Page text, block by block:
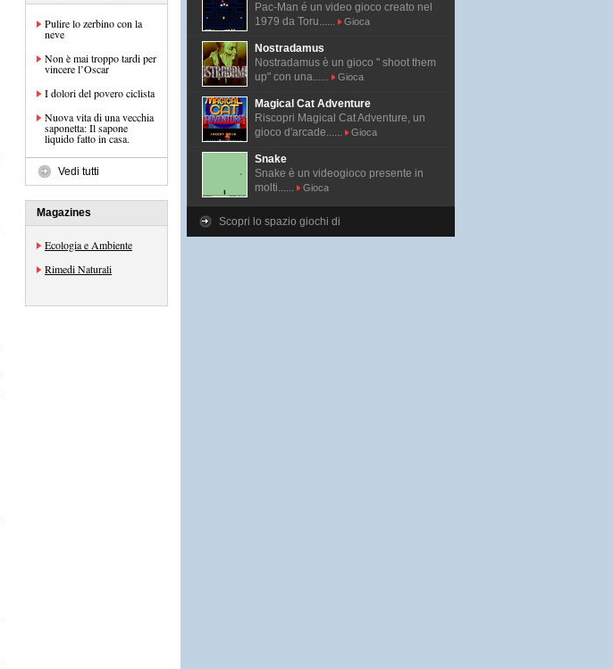
Pulire lo zerbino con la
neve
Non è mai troppo tardi per
vincere l’Oscar
I dolori del povero ciclista
Nuova vita di una vecchia
saponetta: Il sapone
liquido fatto in casa.
Vedi tutti
Magazines
Ecologia e Ambiente
Rimedi Naturali
Pac-Man é un video gioco creato nel
1979 da Toru......
Gioca
Nostradamus
Nostradamus è un gioco " shoot them
up" con una......
Gioca
Magical Cat Adventure
Riscopri Magical Cat Adventure, un
gioco d'arcade......
Gioca
Snake
Snake è un videogioco presente in
molti......
Gioca
Scopri lo spazio giochi di